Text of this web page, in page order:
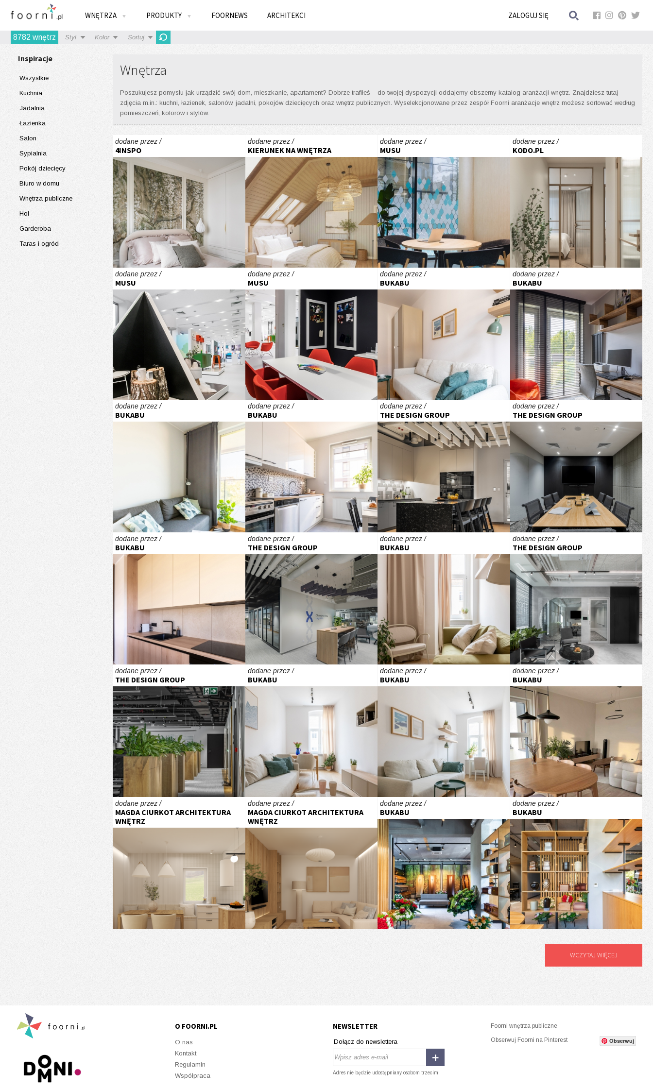
WNĘTRZA ▼ PRODUKTY ▼ FOORNEWS ARCHITEKCI ZALOGUJ SIĘ
8782 wnętrz Styl Kolor Sortuj
Inspiracje
Wszystkie
Kuchnia
Jadalnia
Łazienka
Salon
Sypialnia
Pokój dziecięcy
Biuro w domu
Wnętrza publiczne
Hol
Garderoba
Taras i ogród
Wnętrza
Poszukujesz pomysłu jak urządzić swój dom, mieszkanie, apartament? Dobrze trafiłeś – do twojej dyspozycji oddajemy obszerny katalog aranżacji wnętrz. Znajdziesz tutaj
zdjęcia m.in.: kuchni, łazienek, salonów, jadalni, pokojów dziecięcych oraz wnętrz publicznych. Wyselekcjonowane przez zespół Foorni aranżacje wnętrz możesz sortować według
pomieszczeń, kolorów i stylów.
dodane przez /
4INSPO
dodane przez /
KIERUNEK NA WNĘTRZA
dodane przez /
MUSU
dodane przez /
KODO.PL
dodane przez /
MUSU
dodane przez /
MUSU
dodane przez /
BUKABU
dodane przez /
BUKABU
dodane przez /
BUKABU
dodane przez /
BUKABU
dodane przez /
THE DESIGN GROUP
dodane przez /
THE DESIGN GROUP
dodane przez /
BUKABU
dodane przez /
THE DESIGN GROUP
dodane przez /
BUKABU
dodane przez /
THE DESIGN GROUP
dodane przez /
THE DESIGN GROUP
dodane przez /
BUKABU
dodane przez /
BUKABU
dodane przez /
BUKABU
dodane przez /
MAGDA CIURKOT ARCHITEKTURA
WNĘTRZ
dodane przez /
MAGDA CIURKOT ARCHITEKTURA
WNĘTRZ
dodane przez /
BUKABU
dodane przez /
BUKABU
WCZYTAJ WIĘCEJ
O FOORNI.PL
O nas
Kontakt
Regulamin
Współpraca
NEWSLETTER
Dołącz do newslettera
Adres nie będzie udostępniany osobom trzecim!
Foorni wnętrza publiczne
Obserwuj Foorni na Pinterest Obserwuj